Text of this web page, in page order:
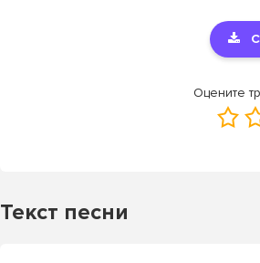
Оцените
Текст песни